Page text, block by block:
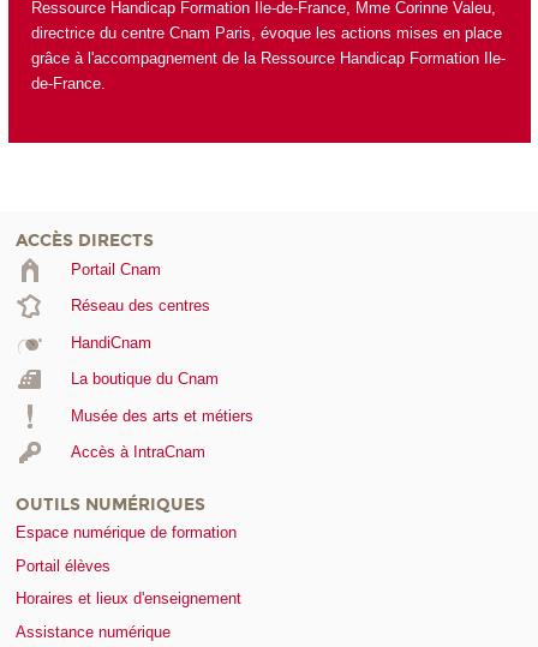
Ressource Handicap Formation Ile-de-France, Mme Corinne Valeu,
directrice du centre Cnam Paris, évoque les actions mises en place
grâce à l'accompagnement de la Ressource Handicap Formation Ile-
de-France.
ACCÈS DIRECTS
Portail Cnam
Réseau des centres
HandiCnam
La boutique du Cnam
Musée des arts et métiers
Accès à IntraCnam
OUTILS NUMÉRIQUES
Espace numérique de formation
Portail élèves
Horaires et lieux d'enseignement
Assistance numérique